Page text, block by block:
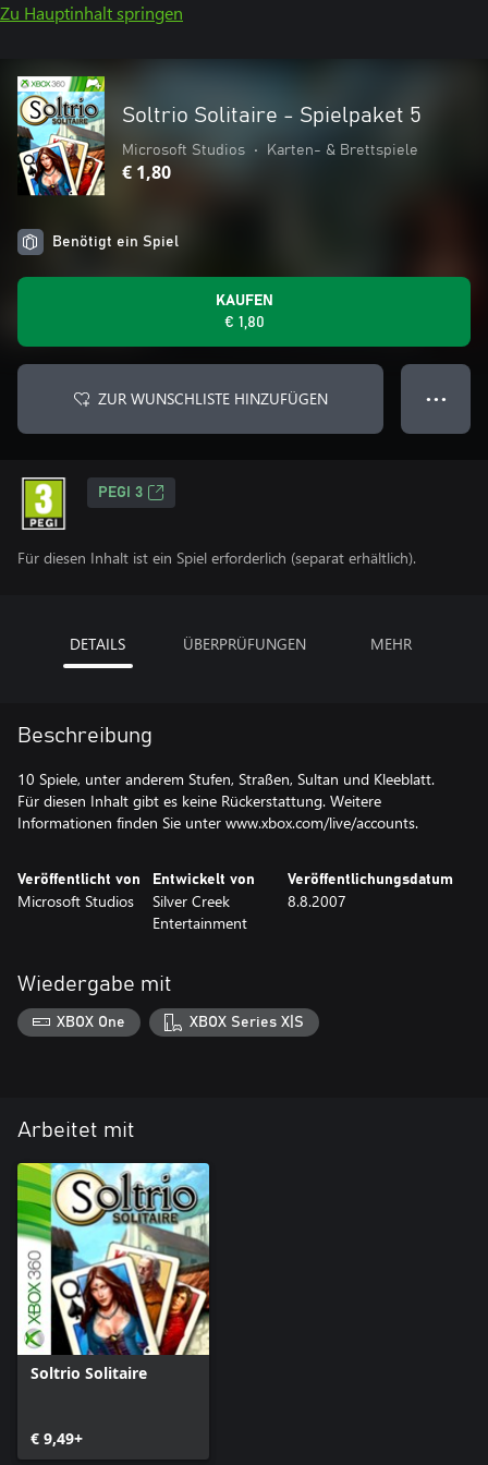
Zu Hauptinhalt springen
Soltrio Solitaire - Spielpaket 5
Microsoft Studios • Karten- & Brettspiele
€ 1,80
Benötigt ein Spiel
KAUFEN
€ 1,80
ZUR WUNSCHLISTE HINZUFÜGEN ● ● ●
PEGI 3
Für diesen Inhalt ist ein Spiel erforderlich (separat erhältlich).
DETAILS ÜBERPRÜFUNGEN MEHR
Beschreibung
10 Spiele, unter anderem Stufen, Straßen, Sultan und Kleeblatt.
Für diesen Inhalt gibt es keine Rückerstattung. Weitere
Informationen finden Sie unter www.xbox.com/live/accounts.
Veröffentlicht von
Microsoft Studios
Entwickelt von
Silver Creek
Entertainment
Veröffentlichungsdatum
8.8.2007
Wiedergabe mit
XBOX One XBOX Series X|S
Arbeitet mit
Soltrio Solitaire
€ 9,49+